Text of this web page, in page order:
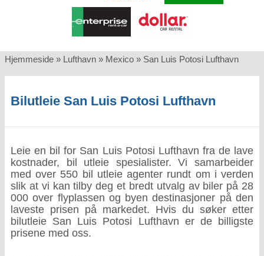
Hjemmeside » Lufthavn » Mexico » San Luis Potosi Lufthavn
Bilutleie San Luis Potosi Lufthavn
Leie en bil for San Luis Potosi Lufthavn fra de lave
kostnader, bil utleie spesialister. Vi samarbeider
med over 550 bil utleie agenter rundt om i verden
slik at vi kan tilby deg et bredt utvalg av biler på 28
000 over flyplassen og byen destinasjoner på den
laveste prisen på markedet. Hvis du søker etter
bilutleie San Luis Potosi Lufthavn er de billigste
prisene med oss.